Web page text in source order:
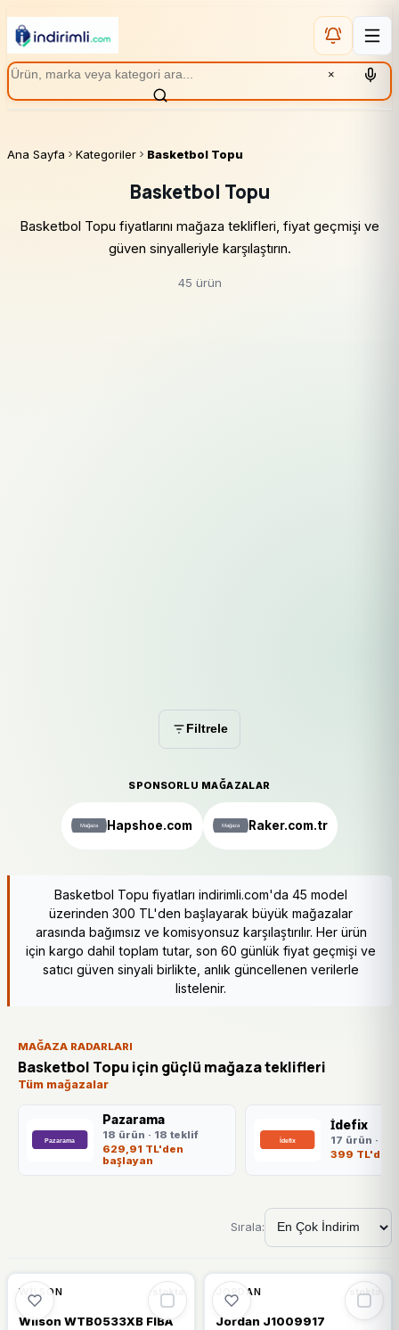
×
Ana Sayfa Kategoriler Basketbol Topu
Basketbol Topu
Basketbol Topu fiyatlarını mağaza teklifleri, fiyat geçmişi ve
güven sinyalleriyle karşılaştırın.
45 ürün
Filtrele
SPONSORLU MAĞAZALAR
Hapshoe.com Raker.com.tr
Basketbol Topu fiyatları indirimli.com'da 45 model
üzerinden 300 TL'den başlayarak büyük mağazalar
arasında bağımsız ve komisyonsuz karşılaştırılır. Her ürün
için kargo dahil toplam tutar, son 60 günlük fiyat geçmişi ve
satıcı güven sinyali birlikte, anlık güncellenen verilerle
listelenir.
MAĞAZA RADARLARI
Basketbol Topu için güçlü mağaza teklifleri
Tüm mağazalar
Pazarama
18 ürün · 18 teklif
629,91 TL'den
başlayan
İdefix
17 ürün ·
399 TL'den
Sırala:
%56 %56 DÜŞTÜ
WILSON stokta
Wilson WTB0533XB FIBA
%42 %42 DÜŞTÜ
JORDAN stokta
Jordan J1009917